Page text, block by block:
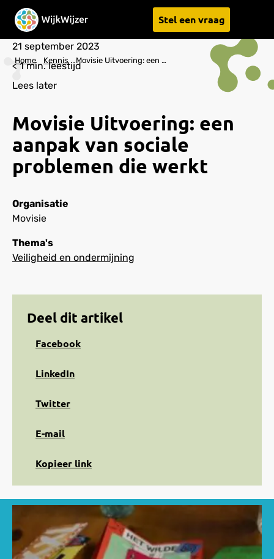
Stel een vraag
Home Kennis Movisie Uitvoering: een aanpak van sociale problemen die werkt
21 september 2023
< 1 min. leestijd
Lees later
Movisie Uitvoering: een
aanpak van sociale
problemen die werkt
Organisatie
Movisie
Thema's
Veiligheid en ondermijning
Deel dit artikel
Share
Facebook
Facebook
Share
LinkedIn
LinkedIn
Share
Twitter
Twitter
Share
e-
E-mail
Kopiëren
Kopieer link